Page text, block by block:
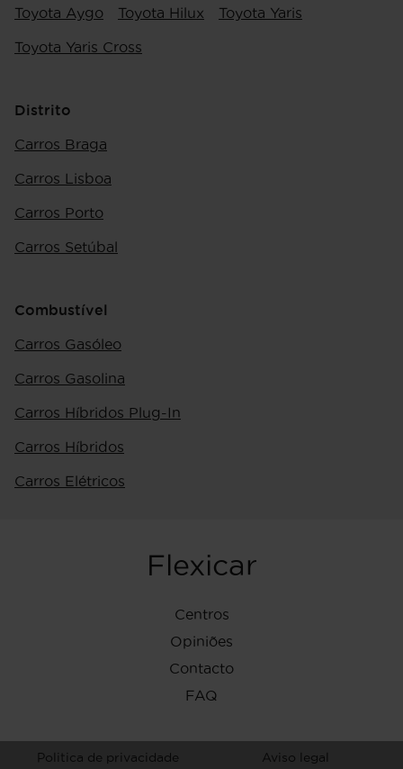
Toyota Aygo Toyota Hilux Toyota Yaris
Toyota Yaris Cross
Distrito
Carros Braga
Carros Lisboa
Carros Porto
Carros Setúbal
Combustível
Carros Gasóleo
Carros Gasolina
Carros Híbridos Plug-In
Carros Híbridos
Carros Elétricos
Flexicar
Centros
Opiniões
Contacto
FAQ
Politica de privacidade
Aviso legal